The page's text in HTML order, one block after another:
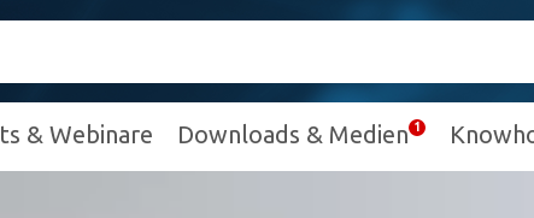
& Webinare Downloads & Medien